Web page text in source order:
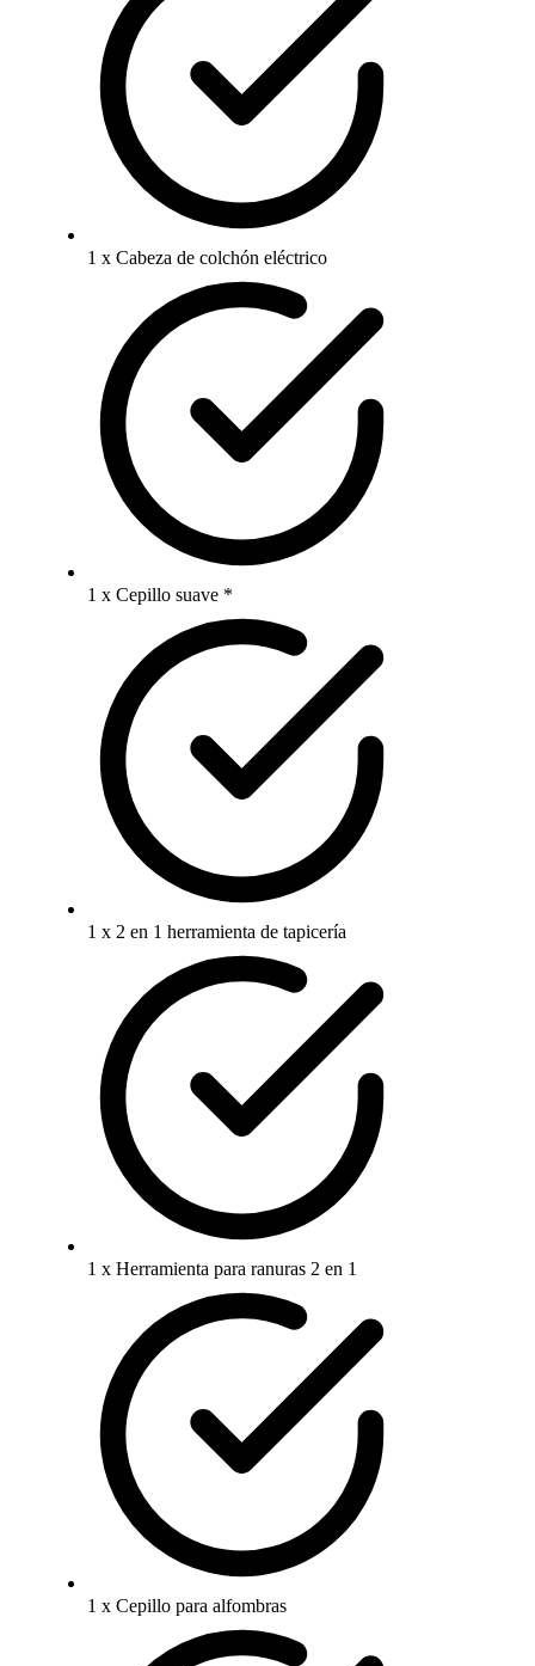
1 x Cabeza de colchón eléctrico
1 x Cepillo suave *
1 x 2 en 1 herramienta de tapicería
1 x Herramienta para ranuras 2 en 1
1 x Cepillo para alfombras